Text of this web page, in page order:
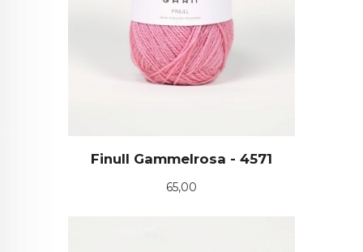
Finull Gammelrosa - 4571
Pris
65,00